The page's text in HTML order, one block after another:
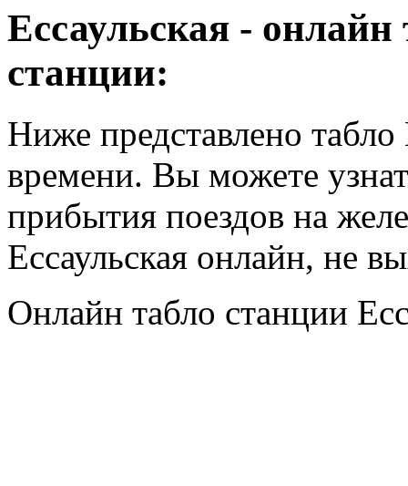
Ессаульская -
станции:
Ниже представлено табло
времени. Вы можете
прибытия поездов на
Ессаульская онлайн, не
Онлайн табло станции